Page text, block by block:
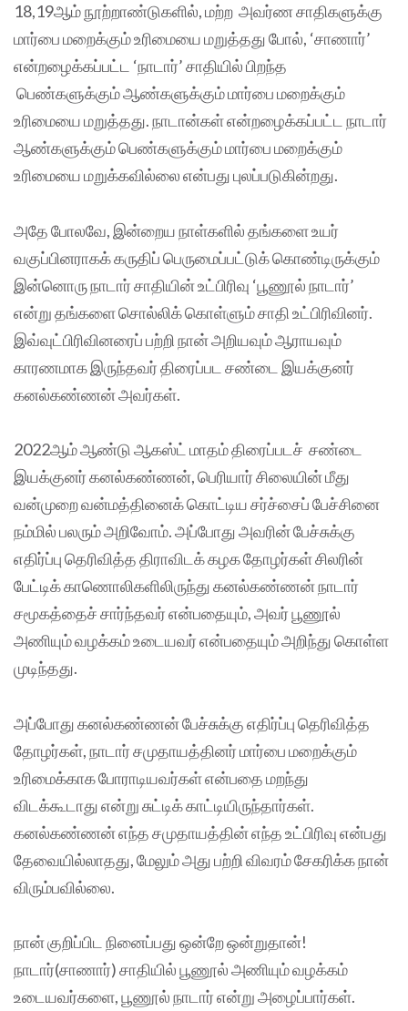
18,19ஆம் நூற்றாண்டுகளில், மற்ற அவர்ண சாதிகளுக்கு
மார்பை மறைக்கும் உரிமையை மறுத்தது போல், ‘சாணார்’
என்றழைக்கப்பட்ட ‘நாடார்’ சாதியில் பிறந்த
பெண்களுக்கும் ஆண்களுக்கும் மார்பை மறைக்கும்
உரிமையை மறுத்தது. நாடான்கள் என்றழைக்கப்பட்ட நாடார்
ஆண்களுக்கும் பெண்களுக்கும் மார்பை மறைக்கும்
உரிமையை மறுக்கவில்லை என்பது புலப்படுகின்றது.
அதே போலவே, இன்றைய நாள்களில் தங்களை உயர்
வகுப்பினராகக் கருதிப் பெருமைப்பட்டுக் கொண்டிருக்கும்
இன்னொரு நாடார் சாதியின் உட்பிரிவு ‘பூணூல் நாடார்’
என்று தங்களை சொல்லிக் கொள்ளும் சாதி உட்பிரிவினர்.
இவ்வுட்பிரிவினரைப் பற்றி நான் அறியவும் ஆராயவும்
காரணமாக இருந்தவர் திரைப்பட சண்டை இயக்குனர்
கனல்கண்ணன் அவர்கள்.
2022ஆம் ஆண்டு ஆகஸ்ட் மாதம் திரைப்படச் சண்டை
இயக்குனர் கனல்கண்ணன், பெரியார் சிலையின் மீது
வன்முறை வன்மத்தினைக் கொட்டிய சர்ச்சைப் பேச்சினை
நம்மில் பலரும் அறிவோம். அப்போது அவரின் பேச்சுக்கு
எதிர்ப்பு தெரிவித்த திராவிடக் கழக தோழர்கள் சிலரின்
பேட்டிக் காணொலிகளிலிருந்து கனல்கண்ணன் நாடார்
சமூகத்தைச் சார்ந்தவர் என்பதையும், அவர் பூணூல்
அணியும் வழக்கம் உடையவர் என்பதையும் அறிந்து கொள்ள
முடிந்தது.
அப்போது கனல்கண்ணன் பேச்சுக்கு எதிர்ப்பு தெரிவித்த
தோழர்கள், நாடார் சமுதாயத்தினர் மார்பை மறைக்கும்
உரிமைக்காக போராடியவர்கள் என்பதை மறந்து
விடக்கூடாது என்று சுட்டிக் காட்டியிருந்தார்கள்.
கனல்கண்ணன் எந்த சமுதாயத்தின் எந்த உட்பிரிவு என்பது
தேவையில்லாதது, மேலும் அது பற்றி விவரம் சேகரிக்க நான்
விரும்பவில்லை.
நான் குறிப்பிட நினைப்பது ஒன்றே ஒன்றுதான்!
நாடார்(சாணார்) சாதியில் பூணூல் அணியும் வழக்கம்
உடையவர்களை, பூணூல் நாடார் என்று அழைப்பார்கள்.